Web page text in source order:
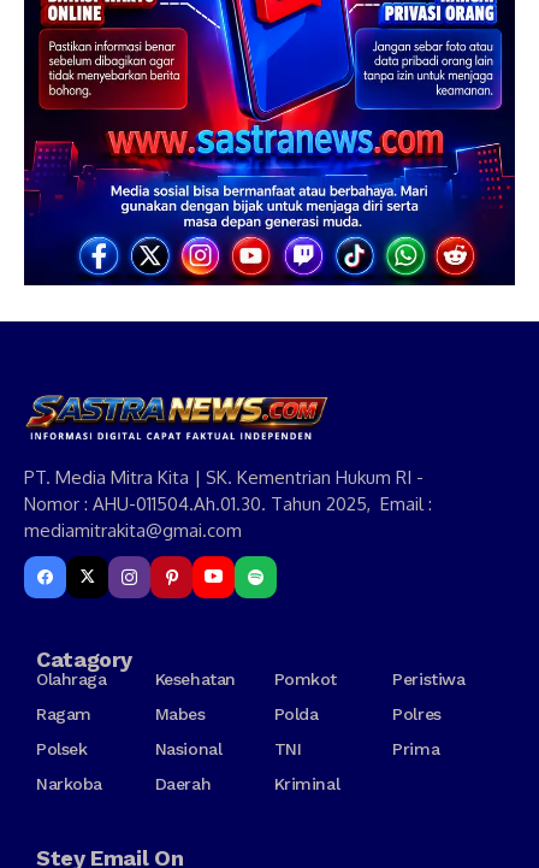
PT. Media Mitra Kita | SK. Kementrian Hukum RI -
Nomor : AHU-011504.Ah.01.30. Tahun 2025, Email :
mediamitrakita@gmai.com
Catagory
Olahraga Kesehatan Pomkot
Peristiwa
Ragam
Mabes Polda
Polres
Polsek
Nasional TNI
Prima
Narkoba
Daerah Kriminal
Stey Email On